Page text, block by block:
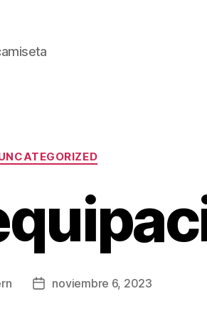
Categorías
Fechanoviembre 6, 2023